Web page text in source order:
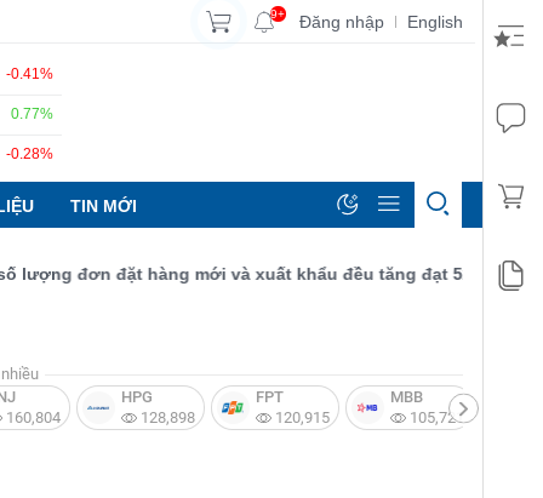
9+ Đăng nhập | English
-0.41%
0.77%
-0.28%
TIN MỚI
đơn đặt hàng mới và xuất khẩu đều tăng đạt 52,9 điểm.
160,804
HPG
128,898
FPT
120,915
MBB
105,721